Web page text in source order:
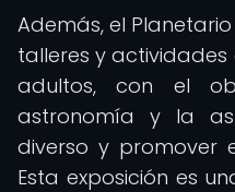
Además, el
talleres y
adultos, con el
astronomía y la
diverso y promover
Esta exposición es